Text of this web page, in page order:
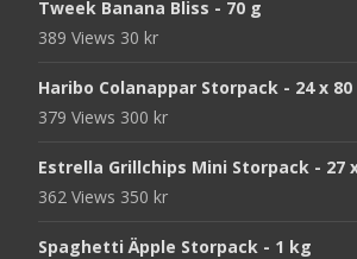
Tweek Banana Bliss - 70 g
389 Views 30 kr
Haribo Colanappar Storpack - 24 x 80
379 Views 300 kr
Estrella Grillchips Mini Storpack - 27
362 Views 350 kr
Spaghetti Äpple Storpack - 1 kg